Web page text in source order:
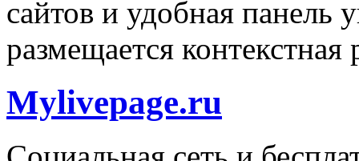
сайтов и удобная панель
размещается
Mylivepage.ru